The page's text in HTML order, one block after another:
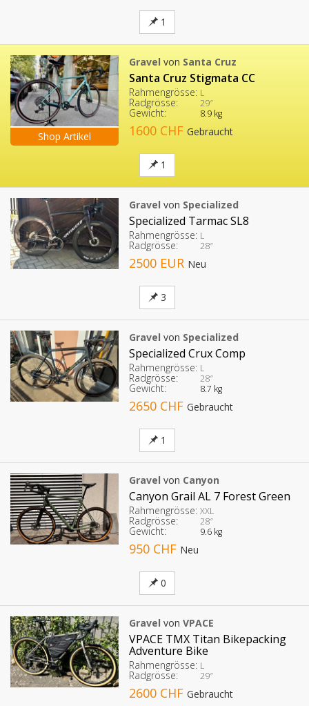
1
Shop Artikel
Gravel von Santa Cruz
Santa Cruz Stigmata CC
Rahmengrösse: L
Radgrösse: 29″
Gewicht: 8.9 kg
1600 CHF Gebraucht
1
Gravel von Specialized
Specialized Tarmac SL8
Rahmengrösse: L
Radgrösse: 28″
2500 EUR Neu
3
Gravel von Specialized
Specialized Crux Comp
Rahmengrösse: L
Radgrösse: 28″
Gewicht: 8.7 kg
2650 CHF Gebraucht
1
Gravel von Canyon
Canyon Grail AL 7 Forest Green
Rahmengrösse: XXL
Radgrösse: 28″
Gewicht: 9.6 kg
950 CHF Neu
0
Gravel von VPACE
VPACE TMX Titan Bikepacking
Adventure Bike
Rahmengrösse: L
Radgrösse: 29″
2600 CHF Gebraucht